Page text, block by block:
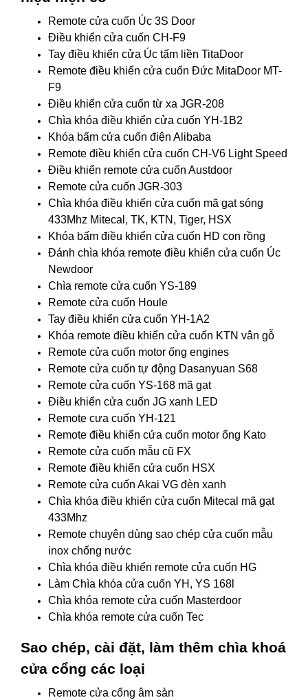
Remote cửa cuốn Úc 3S Door
Điều khiển cửa cuốn CH-F9
Tay điều khiển cửa Úc tấm liền TitaDoor
Remote điều khiển cửa cuốn Đức MitaDoor MT-
F9
Điều khiển cửa cuốn từ xa JGR-208
Chìa khóa điều khiển cửa cuốn YH-1B2
Khóa bấm cửa cuốn điện Alibaba
Remote điều khiển cửa cuốn CH-V6 Light Speed
Điều khiển remote cửa cuốn Austdoor
Remote cửa cuốn JGR-303
Chìa khóa điều khiển cửa cuốn mã gạt sóng
433Mhz Mitecal, TK, KTN, Tiger, HSX
Khóa bấm điều khiển cửa cuốn HD con rồng
Đánh chìa khóa remote điều khiển cửa cuốn Úc
Newdoor
Chìa remote cửa cuốn YS-189
Remote cửa cuốn Houle
Tay điều khiển cửa cuốn YH-1A2
Khóa remote điều khiển cửa cuốn KTN vân gỗ
Remote cửa cuốn motor ống engines
Remote cửa cuốn tự động Dasanyuan S68
Remote cửa cuốn YS-168 mã gạt
Điều khiển cửa cuốn JG xanh LED
Remote cưa cuốn YH-121
Remote điều khiển cửa cuốn motor ống Kato
Remote cửa cuốn mẫu cũ FX
Remote điều khiển cửa cuốn HSX
Remote cửa cuốn Akai VG đèn xanh
Chìa khóa điều khiển cửa cuốn Mitecal mã gạt
433Mhz
Remote chuyên dùng sao chép cửa cuốn mẫu
inox chống nước
Chìa khóa điều khiển remote cửa cuốn HG
Làm Chìa khóa cửa cuốn YH, YS 168l
Chìa khóa remote cửa cuốn Masterdoor
Chìa khóa remote cửa cuốn Tec
Sao chép, cài đặt, làm thêm chìa khoá
cửa cổng các loại
Remote cửa cổng âm sàn